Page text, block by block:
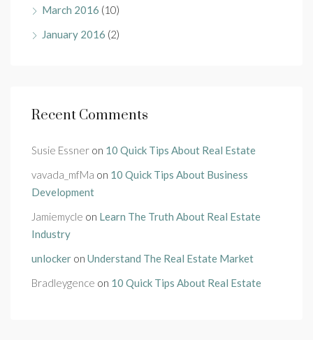
March 2016 (10)
January 2016 (2)
Recent Comments
Susie Essner on 10 Quick Tips About Real Estate
vavada_mfMa on 10 Quick Tips About Business
Development
Jamiemycle on Learn The Truth About Real Estate
Industry
unlocker on Understand The Real Estate Market
Bradleygence on 10 Quick Tips About Real Estate